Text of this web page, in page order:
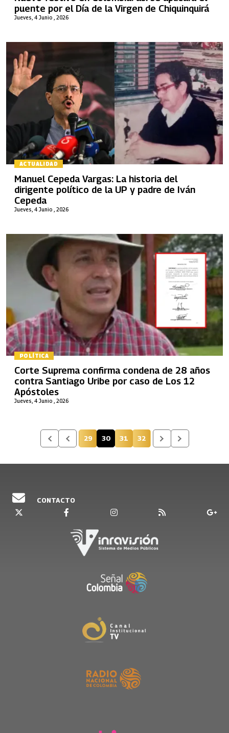
Jueves, 4 Junio , 2026
puente por el Día de la Virgen de Chiquinquirá
ACTUALIDAD
Jueves, 4 Junio , 2026
Manuel Cepeda Vargas: La historia del
dirigente político de la UP y padre de Iván
Cepeda
POLÍTICA
Jueves, 4 Junio , 2026
Corte Suprema confirma condena de 28 años
contra Santiago Uribe por caso de Los 12
Apóstoles
Página
29 Página actual
30 Página
31 Página
32
CONTACTO